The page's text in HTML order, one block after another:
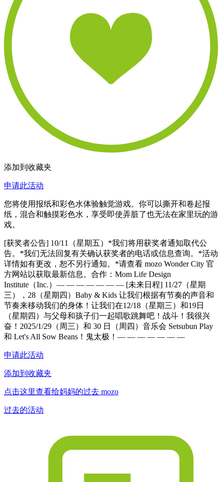
添加到收藏夹
申请此活动
您将使用报纸和彩色水体验触觉游戏。你可以撕开和卷起报
纸，混合和触摸彩色水，享受即使弄脏了也无法在家里玩的游
戏。
[获奖者公告] 10/11（星期五）*我们将用获奖者通知取代公
告。*我们无法回复有关确认获奖者的电话或信息查询。*活动
详情如有更改，恕不另行通知。*请查看 mozo Wonder City 官
方网站以获取最新信息。合作：Mom Life Design
Institute（Inc.）— — — — — — — [未来日程] 11/27（星期
三），28（星期四）Baby & Kids 让我们根据有节奏的声音和
节奏来移动我们的身体！让我们在12/18（星期三）和19日
（星期四）与父母和孩子们一起唱歌跳舞吧！战斗！我很兴
奋！2025/1/29（周三）和 30 日（周四）音乐会 Setsubun Play
和 Let's All Sow Beans！鬼太极！— — — — — — —
申请此活动
添加到收藏夹
点击这里查看给妈妈的过去 mozo
过去的活动